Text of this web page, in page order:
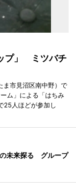
プ」 ミツバチ
ま市見沼区南中野）で
ム」による「はちみ
25人ほどが参加し
未来探る グループ